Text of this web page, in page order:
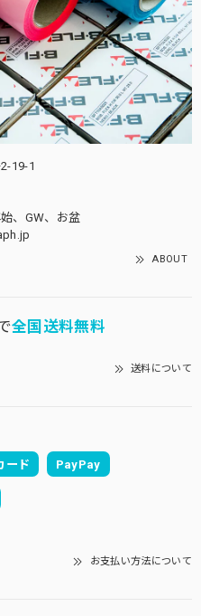
19-1
、GW、お盆
ABOUT
全国送料無料
送料について
ード PayPay
お支払い方法について